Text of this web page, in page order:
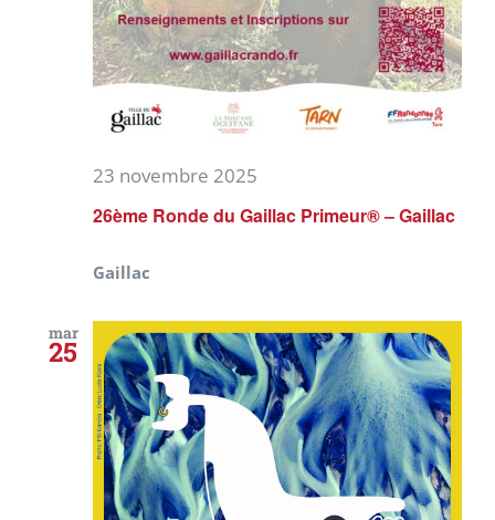
26ème Ronde du Gaillac Primeur® – Gaillac
23 novembre 2025
Gaillac
mar
25